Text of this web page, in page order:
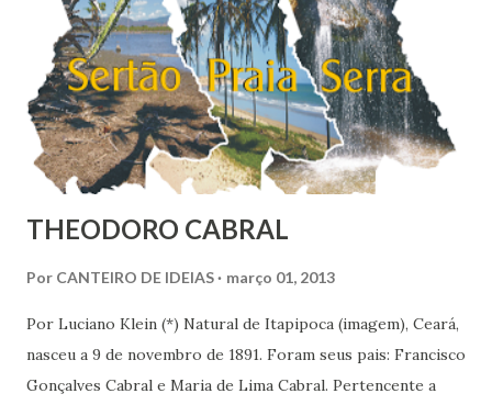
contrários à fé católica, o governo não pode consentir que
eles vão perverter a moral e a religião de outr...
THEODORO CABRAL
Por CANTEIRO DE IDEIAS março 01, 2013
Por Luciano Klein (*) Natural de Itapipoca (imagem), Ceará,
nasceu a 9 de novembro de 1891. Foram seus pais: Francisco
Gonçalves Cabral e Maria de Lima Cabral. Pertencente a